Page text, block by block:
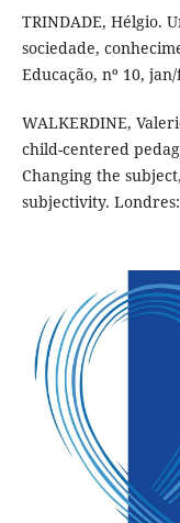
TRINDADE, Hélgio.
sociedade,
Educação, nº 10,
WALKERDINE,
child-centered
Changing the
subjectivity.